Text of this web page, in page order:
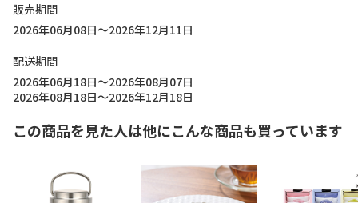
販売期間
2026年06月08日～2026年12月11日
配送期間
2026年06月18日～2026年08月07日
2026年08月18日～2026年12月18日
この商品を見た人は他にこんな商品も買っています